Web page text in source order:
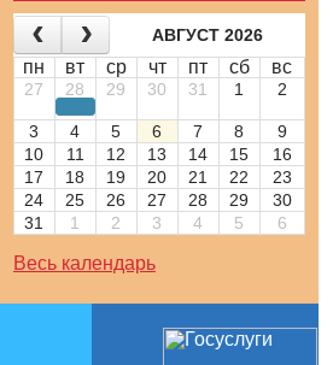
АВГУСТ 2026
пн вт ср чт пт сб вс
27 28 29 30 31 1 2
3 4 5 6 7 8
9
10
11 12 13 14 15
16
17
18 19 20 21 22
23
24
25 26 27 28 29
30
31
1 2 3 4 5 6
Весь календарь